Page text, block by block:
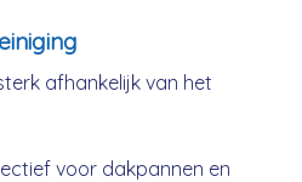
afhankelijk van het
voor dakpannen en